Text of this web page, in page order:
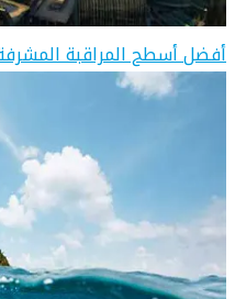
أفضل أسطح المراقبة